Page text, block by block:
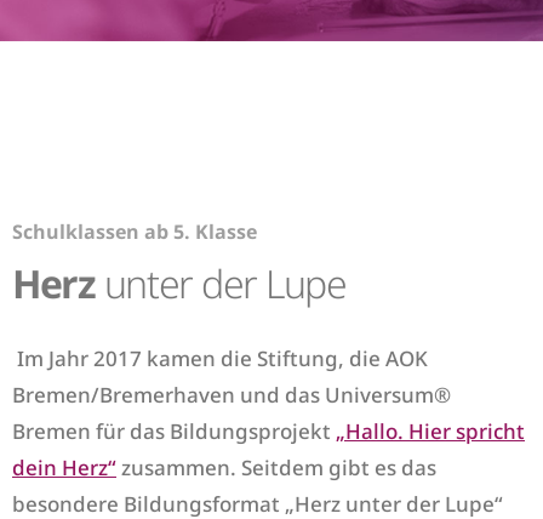
Schulklassen ab 5. Klasse
Herz unter der Lupe
Im Jahr 2017 kamen die Stiftung, die AOK
Bremen/Bremerhaven und das Universum®
Bremen für das Bildungsprojekt „Hallo. Hier spricht
dein Herz“zusammen. Seitdem gibt es das
besondere Bildungsformat „Herz unter der Lupe“